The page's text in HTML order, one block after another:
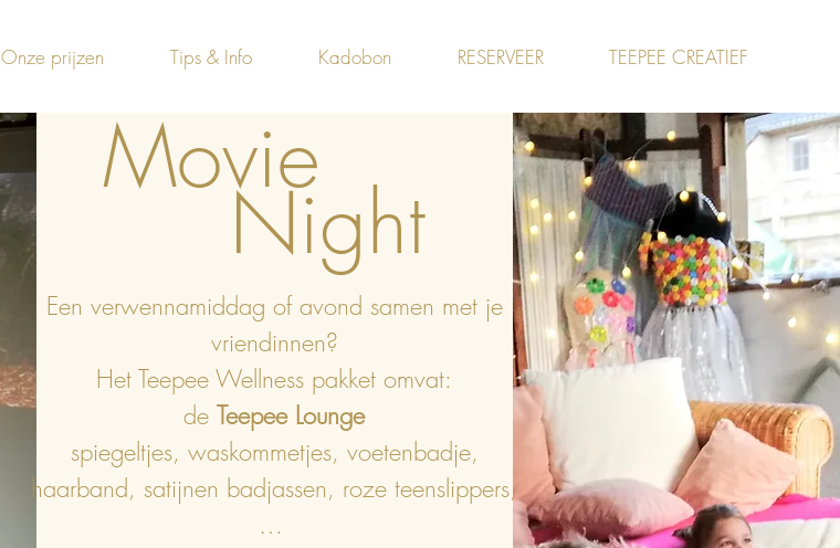
Onze prijzen Tips & Info Kadobon RESERVEER TEEPEE CREATIEF
Movie
Night
Een verwennamiddag of avond samen met je
vriendinnen?
Het Teepee Wellness pakket omvat:
deTeepee Lounge
spiegeltjes, waskommetjes, voetenbadje,
haarband, satijnen badjassen, roze teenslippers,
…